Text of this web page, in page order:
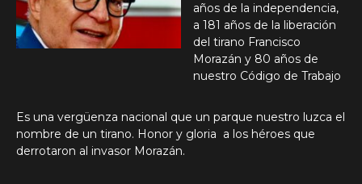
años de la independencia,
a 181 años de la liberación
del tirano Francisco
Morazán y 80 años de
nuestro Código de Trabajo
Es una vergüenza nacional que un parque nuestro luzca el
nombre de un tirano. Honor y gloria a los héroes que
derrotaron al invasor Morazán.